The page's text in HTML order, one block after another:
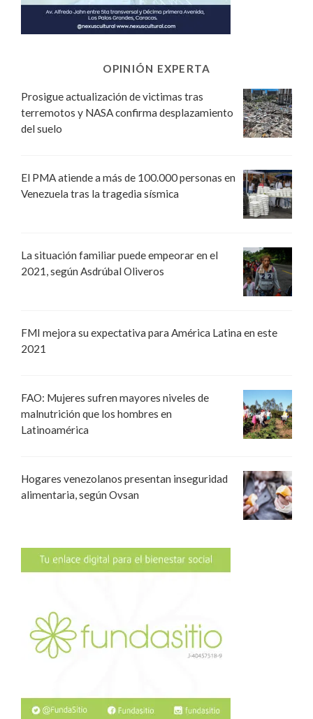
OPINIÓN EXPERTA
Prosigue actualización de victimas tras
terremotos y NASA confirma desplazamiento
del suelo
El PMA atiende a más de 100.000 personas en
Venezuela tras la tragedia sísmica
La situación familiar puede empeorar en el
2021, según Asdrúbal Oliveros
FMI mejora su expectativa para América Latina en este
2021
FAO: Mujeres sufren mayores niveles de
malnutrición que los hombres en
Latinoamérica
Hogares venezolanos presentan inseguridad
alimentaria, según Ovsan